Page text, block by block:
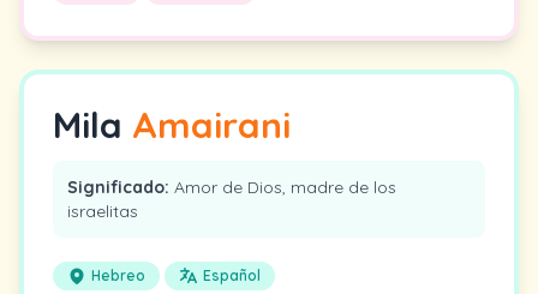
Mila Amairani
Significado: Amor de Dios, madre de los
israelitas
Hebreo Español